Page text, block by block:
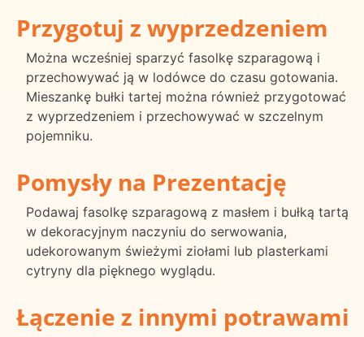
Przygotuj z wyprzedzeniem
Można wcześniej sparzyć fasolkę szparagową i
przechowywać ją w lodówce do czasu gotowania.
Mieszankę bułki tartej można również przygotować
z wyprzedzeniem i przechowywać w szczelnym
pojemniku.
Pomysły na Prezentację
Podawaj fasolkę szparagową z masłem i bułką tartą
w dekoracyjnym naczyniu do serwowania,
udekorowanym świeżymi ziołami lub plasterkami
cytryny dla pięknego wyglądu.
Łączenie z innymi potrawami